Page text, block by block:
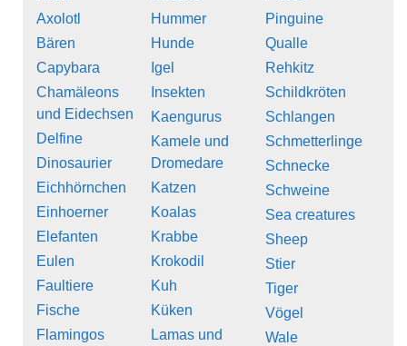
Axolotl
Bären
Capybara
Chamäleons
und Eidechsen
Delfine
Dinosaurier
Eichhörnchen
Einhoerner
Elefanten
Eulen
Faultiere
Fische
Flamingos
Hummer
Hunde
Igel
Insekten
Kaengurus
Kamele und
Dromedare
Katzen
Koalas
Krabbe
Krokodil
Kuh
Küken
Lamas und
Pinguine
Qualle
Rehkitz
Schildkröten
Schlangen
Schmetterlinge
Schnecke
Schweine
Sea creatures
Sheep
Stier
Tiger
Vögel
Wale